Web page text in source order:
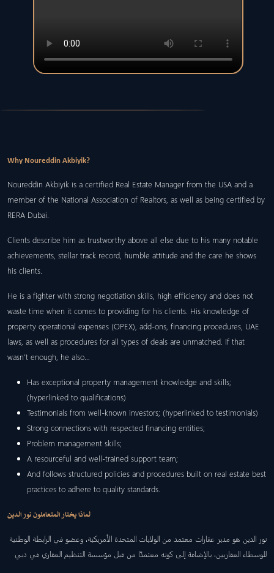
Why Noureddin Akbiyik?
Noureddin Akbiyik is a certified Real Estate Manager from the USA and a
member of the National Association of Realtors, as well as being certified by
RERA Dubai.
Clients describe him as trustworthy above all else due to his many notable
achievements, stellar track record, humble attitude and the care he shows
his clients.
He is a fighter with strong negotiation skills, high efficiency and does not
waste time when it comes to providing for his clients. His knowledge of
property operational expenses (OPEX), add-ons, financing procedures, UAE
laws, as well as procedures for all types of deals are unmatched. If that
wasn’t enough, he also…
Has exceptional property management knowledge and skills;
(hyperlinked to qualifications)
Testimonials from well-known investors; (hyperlinked to testimonials)
Strong connections with respected financing entities;
Problem management skills;
A resourceful and well-trained support team;
And follows structured policies and procedures built on real estate best
practices to adhere to quality standards.
لماذا يختار المتعاملون نور الدين
نور الدين هو مدير عقارات معتمد من الولايات المتحدة الأمريكية، وعضو في الرابطة الوطنية
للوسطاء العقاريين، بالإضافة إلى كونه معتمدًا من قبل مؤسسة التنظيم العقاري في دبي